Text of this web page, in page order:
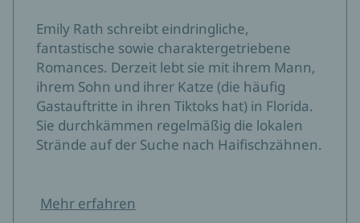
Emily Rath schreibt eindringliche,
fantastische sowie charaktergetriebene
Romances. Derzeit lebt sie mit ihrem Mann,
ihrem Sohn und ihrer Katze (die häufig
Gastauftritte in ihren Tiktoks hat) in Florida.
Sie durchkämmen regelmäßig die lokalen
Strände auf der Suche nach Haifischzähnen.
Mehr erfahren